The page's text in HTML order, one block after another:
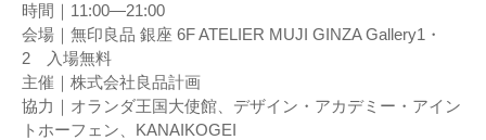
時間｜11:00―21:00
会場｜無印良品 銀座 6F ATELIER MUJI GINZA Gallery1・
2 入場無料
主催｜株式会社良品計画
協力｜オランダ王国大使館、デザイン・アカデミー・アイン
トホーフェン、KANAIKOGEI